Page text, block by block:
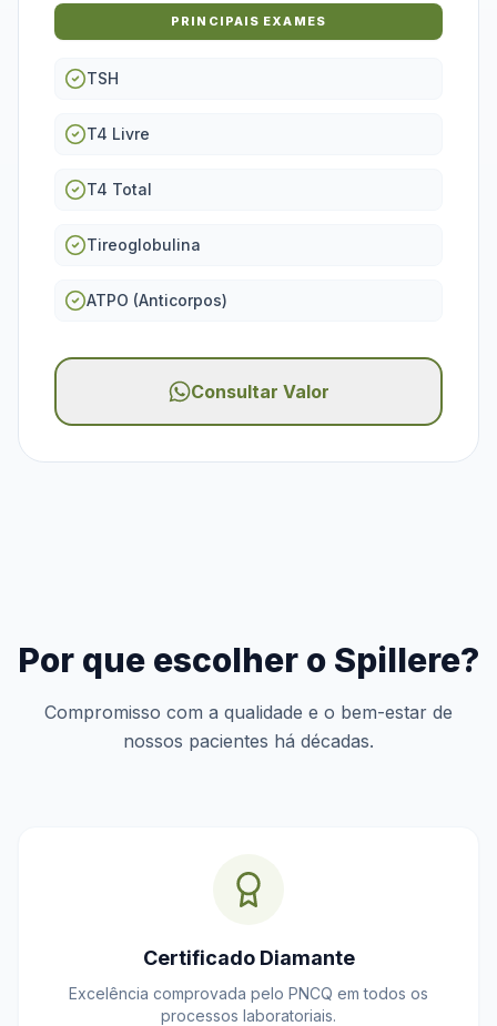
PRINCIPAIS EXAMES
TSH
T4 Livre
T4 Total
Tireoglobulina
ATPO (Anticorpos)
Consultar Valor
Por que escolher o Spillere?
Compromisso com a qualidade e o bem-estar de
nossos pacientes há décadas.
Certificado Diamante
Excelência comprovada pelo PNCQ em todos os
processos laboratoriais.